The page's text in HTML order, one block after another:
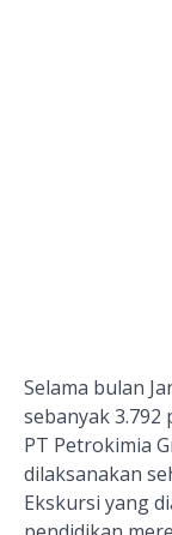
Selama bulan
sebanyak
PT Petrokimia
dilaksanakan
Ekskursi yang